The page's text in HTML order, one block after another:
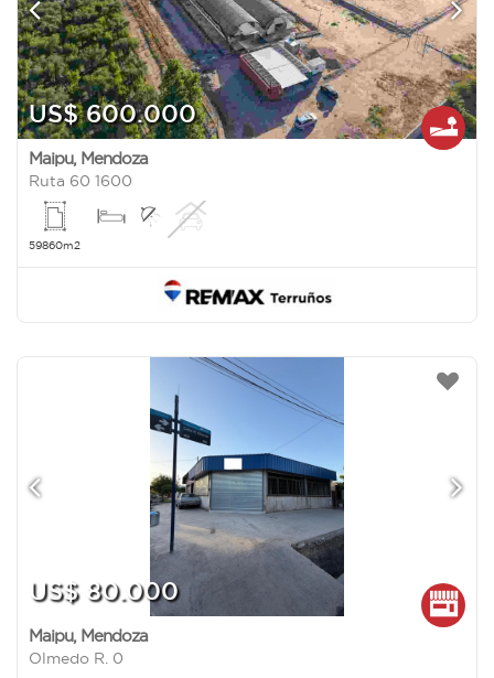
US$ 600.000
Maipu, Mendoza
Ruta 60 1600
59860m2
US$ 80.000
Maipu, Mendoza
Olmedo R. 0